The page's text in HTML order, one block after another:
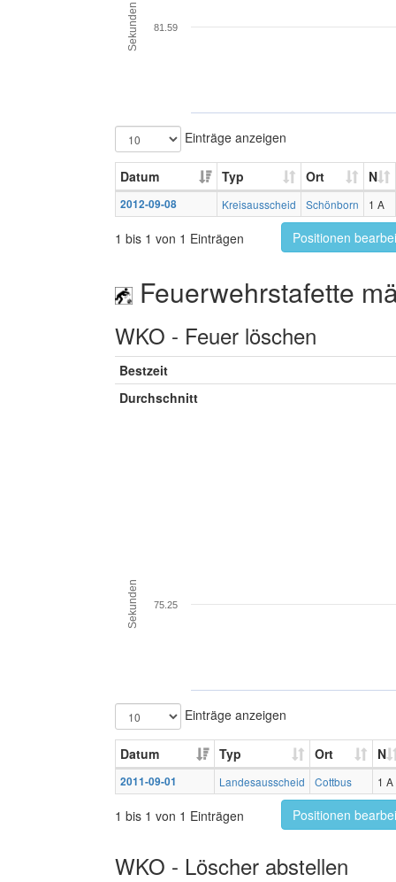
Sekunden 81.59
Einträge anzeigen
Datum Typ Ort N
2012-09-08 Kreisausscheid Schönborn 1 A
1 bis 1 von 1 Einträgen Positionen
Feuerwehrstafette
WKO - Feuer löschen
Bestzeit
Durchschnitt
Sekunden 75.25
Einträge anzeigen
Datum Typ Ort N
2011-09-01 Landesausscheid Cottbus 1 A
1 bis 1 von 1 Einträgen Positionen
WKO - Löscher abstellen